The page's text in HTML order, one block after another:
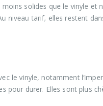
solides que le vinyle
niveau tarif, elles restent
le vinyle, notamment
pour durer. Elles sont plus